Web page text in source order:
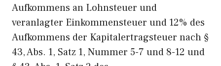
Aufkommens an Lohnsteuer und
veranlagter Einkommensteuer und 12% des
Aufkommens der Kapitalertragsteuer nach §
43, Abs. 1, Satz 1, Nummer 5-7 und 8-12 und